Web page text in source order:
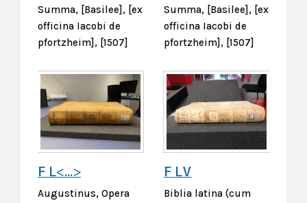
Summa, [Basilee], [ex
officina Iacobi de
pfortzheim], [1507]
Summa, [Basilee], [ex
officina Iacobi de
pfortzheim], [1507]
F L<...>
Augustinus, Opera
F LV
Biblia latina (cum